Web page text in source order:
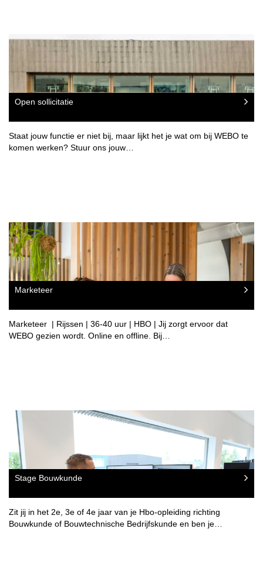
Open sollicitatie
Staat jouw functie er niet bij, maar lijkt het je wat om bij WEBO te
komen werken? Stuur ons jouw…
Marketeer
Marketeer | Rijssen | 36-40 uur | HBO | Jij zorgt ervoor dat
WEBO gezien wordt. Online en offline. Bij…
Stage Bouwkunde
Zit jij in het 2e, 3e of 4e jaar van je Hbo-opleiding richting
Bouwkunde of Bouwtechnische Bedrijfskunde en ben je…